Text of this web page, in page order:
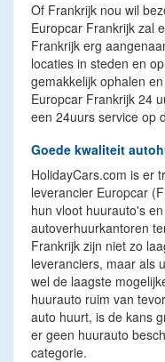
Of Frankrijk nou wil
Europcar Frankrijk zal
Frankrijk erg
locaties in steden en
gemakkelijk ophalen
Europcar Frankrijk 24
een 24uurs service op
Goede kwaliteit
HolidayCars.com is er
leverancier Europcar
hun vloot huurauto's
autoverhuurkantoren
Frankrijk zijn niet zo
leveranciers, maar als
wel de laagste
huurauto ruim van
auto huurt, is de kans
er geen huurauto
categorie.